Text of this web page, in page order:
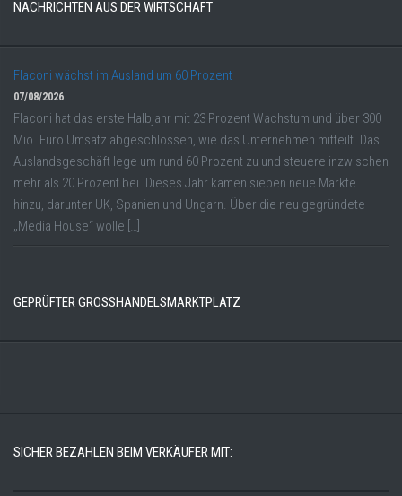
NACHRICHTEN AUS DER WIRTSCHAFT
Flaconi wächst im Ausland um 60 Prozent
07/08/2026
Flaconi hat das erste Halbjahr mit 23 Prozent Wachstum und über 300
Mio. Euro Umsatz abgeschlossen, wie das Unternehmen mitteilt. Das
Auslandsgeschäft lege um rund 60 Prozent zu und steuere inzwischen
mehr als 20 Prozent bei. Dieses Jahr kämen sieben neue Märkte
hinzu, darunter UK, Spanien und Ungarn. Über die neu gegründete
„Media House“ wolle […]
GEPRÜFTER GROSSHANDELSMARKTPLATZ
SICHER BEZAHLEN BEIM VERKÄUFER MIT: